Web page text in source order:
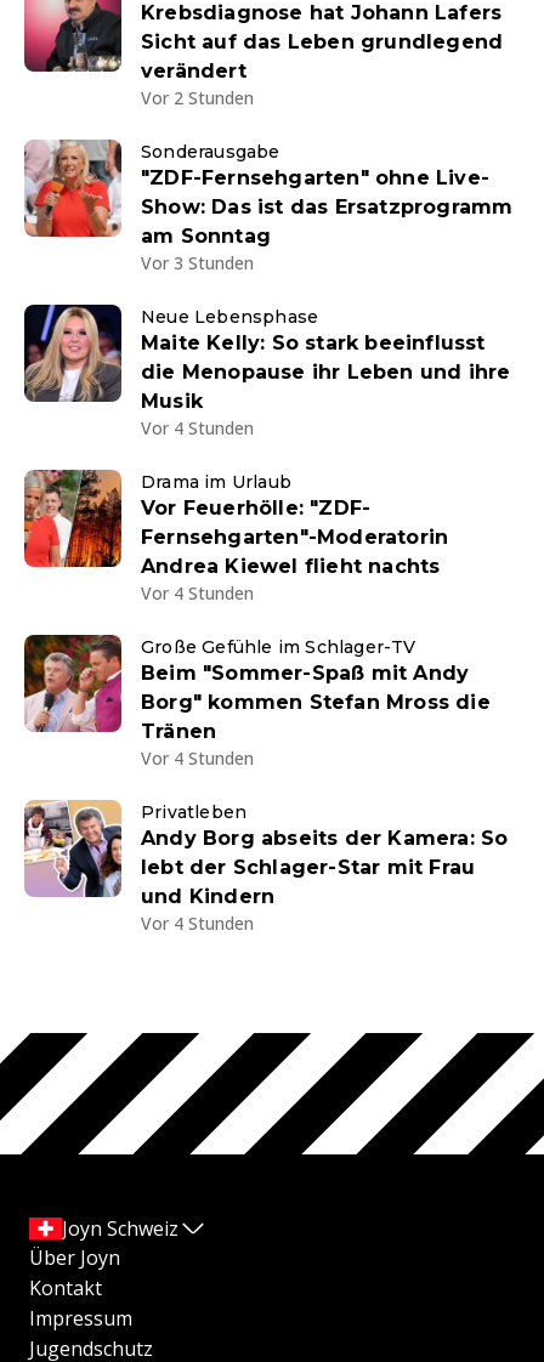
Krebsdiagnose hat Johann Lafers
Sicht auf das Leben grundlegend
verändert
Vor 2 Stunden
Sonderausgabe
"ZDF-Fernsehgarten" ohne Live-
Show: Das ist das Ersatzprogramm
am Sonntag
Vor 3 Stunden
Neue Lebensphase
Maite Kelly: So stark beeinflusst
die Menopause ihr Leben und ihre
Musik
Vor 4 Stunden
Drama im Urlaub
Vor Feuerhölle: "ZDF-
Fernsehgarten"-Moderatorin
Andrea Kiewel flieht nachts
Vor 4 Stunden
Große Gefühle im Schlager-TV
Beim "Sommer-Spaß mit Andy
Borg" kommen Stefan Mross die
Tränen
Vor 4 Stunden
Privatleben
Andy Borg abseits der Kamera: So
lebt der Schlager-Star mit Frau
und Kindern
Vor 4 Stunden
Joyn Schweiz
Über Joyn
Kontakt
Impressum
Jugendschutz